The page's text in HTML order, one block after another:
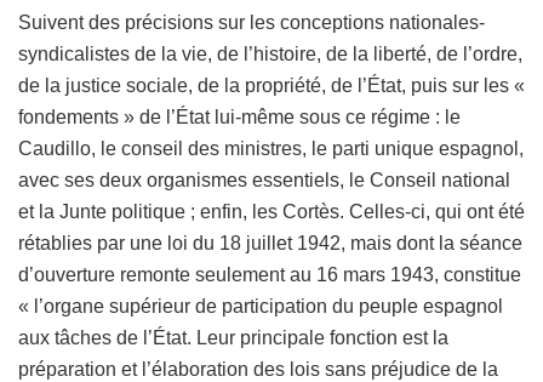
Suivent des précisions sur les conceptions nationales-
syndicalistes de la vie, de l’histoire, de la liberté, de l’ordre,
de la justice sociale, de la propriété, de l’État, puis sur les «
fondements » de l’État lui-même sous ce régime : le
Caudillo, le conseil des ministres, le parti unique espagnol,
avec ses deux organismes essentiels, le Conseil national
et la Junte politique ; enfin, les Cortès. Celles-ci, qui ont été
rétablies par une loi du 18 juillet 1942, mais dont la séance
d’ouverture remonte seulement au 16 mars 1943, constitue
« l’organe supérieur de partici­pation du peuple espagnol
aux tâches de l’État. Leur principale fonction est la
préparation et l’élaboration des lois sans préjudice de la